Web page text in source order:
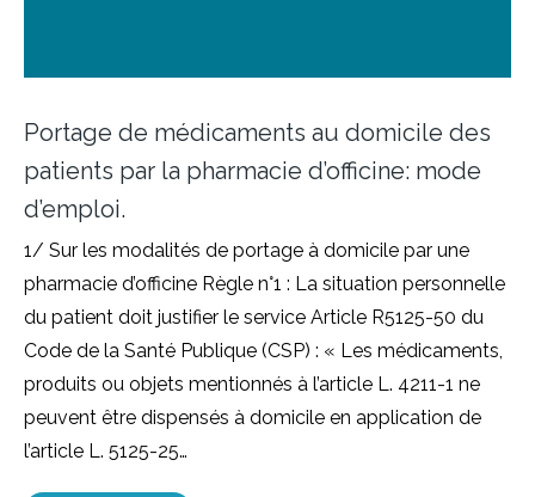
Portage de médicaments au domicile des
patients par la pharmacie d’officine: mode
d’emploi.
1/ Sur les modalités de portage à domicile par une
pharmacie d’officine Règle n°1 : La situation personnelle
du patient doit justifier le service Article R5125-50 du
Code de la Santé Publique (CSP) : « Les médicaments,
produits ou objets mentionnés à l’article L. 4211-1 ne
peuvent être dispensés à domicile en application de
l’article L. 5125-25…